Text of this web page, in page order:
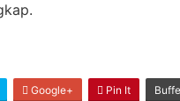
Google+ Pin It